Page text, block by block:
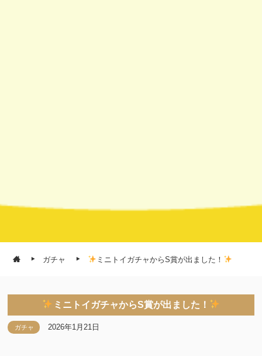
ガチャ ミニトイガチャからS賞が出ました！
ミニトイガチャからS賞が出ました！
ガチャ 2026年1月21日